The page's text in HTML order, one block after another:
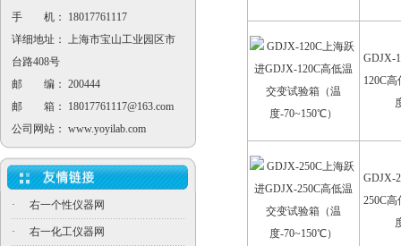
手 机： 18017761117
详细地址： 上海市宝山工业园区市
台路408号
邮 编： 200444
邮 箱：
18017761117@163.com
公司网站： www.yoyilab.com
· 右一个性仪器网
· 右一化工仪器网
GDJX-
120C
GDJX-
250C